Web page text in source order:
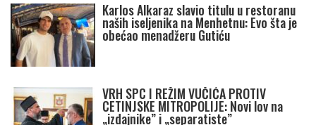
Karlos Alkaraz slavio titulu u restoranu
naših iseljenika na Menhetnu: Evo šta je
obećao menadžeru Gutiću
VRH SPC I REŽIM VUČIĆA PROTIV
CETINJSKE MITROPOLIJE: Novi lov na
„izdajnike” i „separatiste”